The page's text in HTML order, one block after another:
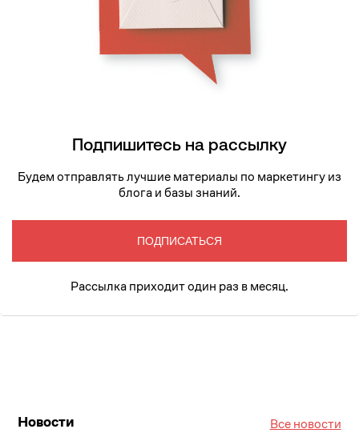
Подпишитесь на рассылку
Будем отправлять лучшие материалы по маркетингу из
блога и базы знаний.
ПОДПИСАТЬСЯ
Рассылка приходит один раз в месяц.
Новости Все новости